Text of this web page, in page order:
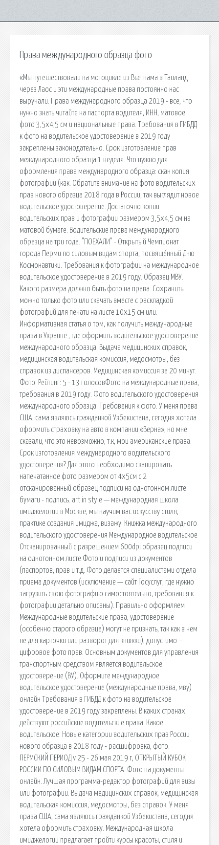
Права международного образца фото
«Мы путешествовали на мотоцикле из Вьетнама в Таиланд
через Лаос и эти международные права постоянно нас
выручали. Права международного образца 2019 - все, что
нужно знать читайте на паспорта водителя, ИНН, матовое
фото 3,5х4,5 см и национальные права. Требования в ГИБДД
к фото на водительское удостоверение в 2019 году
закреплены законодательно. Срок изготовление прав
международного образца 1 неделя. Что нужно для
оформления права международного образца: скан копия
фотографии (как. Обратите внимание на фото водительских
прав нового образца 2018 года в России, так выглядит новое
водительское удостоверение. Достаточно копии
водительских прав и фотографии размером 3,5х4,5 см на
матовой бумаге. Водительские права международного
образца на три года. "ПОЕХАЛИ" - Открытый Чемпионат
города Перми по силовым видам спорта, посвящённый Дню
Космонавтики. Требования к фотографии на международное
водительское удостоверение в 2019 году. Образец МВУ.
Какого размера должно быть фото на права. Сохранить
можно только фото или скачать вместе с раскладкой
фотографий для печати на листе 10х15 см или.
Информативная статья о том, как получить международные
права в Украине , где оформить водительское удостоверение
международного образца. Выдача медицинских справок,
медицинская водительская комиссия, медосмотры, без
справок из диспансеров. Медицинская комиссия за 20 минут.
Фото. Рейтинг: 5 - 13 голосовФото на международные права,
требования в 2019 году. Фото водительского удостоверения
международного образца. Требования к фото. У меня права
США, сама являюсь гражданкой Узбекистана, сегодня хотела
оформить страховку на авто в компании «Верна», но мне
сказали, что это невозможно, т.к, мои американские права.
Срок изготовления международного водительского
удостоверения? Для этого необходимо сканировать
напечатанное фото размером от 4х5см с 2
отсканированный образец подписи на однотонном листе
бумаги - подпись. art in style — международная школа
имиджелогии в Москве, мы научим вас искусству стиля,
практике создания имиджа, визажу. Книжка международного
водительского удостоверения Международное водительское
Отсканированный с разрешением 600dpi образец подписи
на однотонном листе Фото и подписи из документов
(паспортов, прав и т.д. Фото делается специалистами отдела
приема документов (исключение — сайт Госуслуг, где нужно
загрузить свою фотографию самостоятельно, требования к
фотографии детально описаны). Правильно оформляем
Международные водительские права, удостоверение
(особенно старого образца) могут не признать, так как в нем
не для карточки или разворот для книжки), допустимо –
цифровое фото прав. Основным документов для управления
транспортным средством является водительское
удостоверение (ВУ). Оформите международное
водительское удостоверение (международные права, мву)
онлайн Требования в ГИБДД к фото на водительское
удостоверение в 2019 году закреплены. В каких странах
действуют российские водительские права. Какое
водительское. Новые категории водительских прав России
нового образца в 2018 году - расшифровка, фото.
ПЕРМСКИЙ ПЕРИОД v 25 - 26 мая 2019 г, ОТКРЫТЫЙ КУБОК
РОССИИ ПО СИЛОВЫМ ВИДАМ СПОРТА. Фото на документы
онлайн. Лучшая программа-редактор фотографий для визы
или фотографии. Выдача медицинских справок, медицинская
водительская комиссия, медосмотры, без справок. У меня
права США, сама являюсь гражданкой Узбекистана, сегодня
хотела оформить страховку. Международная школа
имиджелогии предлагает пройти курсы красоты, стиля и